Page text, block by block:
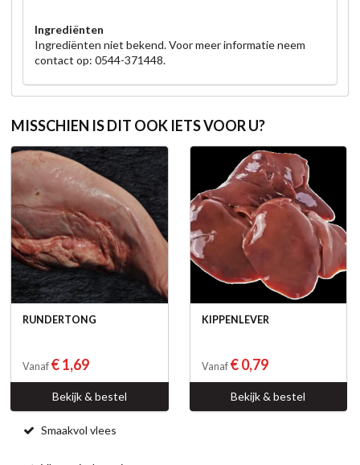
Ingrediënten
Ingrediënten niet bekend. Voor meer informatie neem
contact op: 0544-371448.
MISSCHIEN IS DIT OOK IETS VOOR U?
RUNDERTONG
Vanaf € 1,69
Bekijk & bestel
KIPPENLEVER
Vanaf € 0,79
Bekijk & bestel
Smaakvol vlees